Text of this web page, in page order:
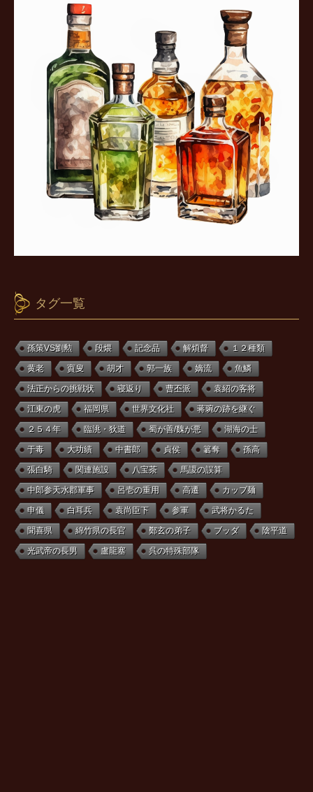
タグ一覧
孫策VS劉勲 段煨 記念品 解煩督 １２種類
黄老 賨叟 胡才 郭一族 嫡流 魚鱗
法正からの挑戦状 寝返り 曹丕派 袁紹の客将
江東の虎 福岡県 世界文化社 蒋琬の跡を継ぐ
２５４年 臨洮・狄道 蜀が善/魏が悪 湖海の士
于毒 大功績 中書郎 貞侯 簒奪 孫高
張白騎 関連施設 八宝茶 馬謖の誤算
中郎参天水郡軍事 呂壱の重用 高遷 カップ麺
申儀 白耳兵 袁尚臣下 参軍 武将かるた
聞喜県 綿竹県の長官 鄭玄の弟子 ブッダ 陰平道
光武帝の長男 盧龍塞 呉の特殊部隊